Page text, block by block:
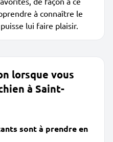
à connaître le
lui faire plaisir.
lorsque vous
à Saint-
sont à prendre en